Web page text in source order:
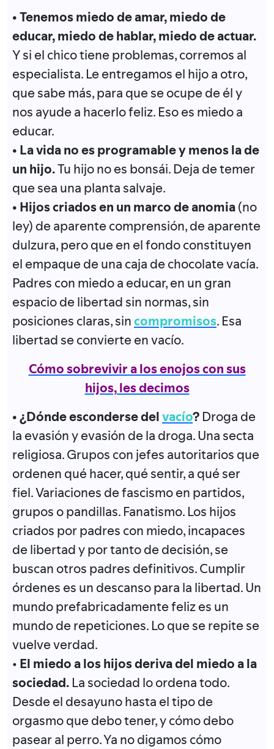
• Tenemos miedo de amar, miedo de
educar, miedo de hablar, miedo de actuar.
Y si el chico tiene problemas, corremos al
especialista. Le entregamos el hijo a otro,
que sabe más, para que se ocupe de él y
nos ayude a hacerlo feliz. Eso es miedo a
educar.
• La vida no es programable y menos la de
un hijo.Tu hijo no es bonsái. Deja de temer
que sea una planta salvaje.
• Hijos criados en un marco de anomia(no
ley) de aparente comprensión, de aparente
dulzura, pero que en el fondo constituyen
el empaque de una caja de chocolate vacía.
Padres con miedo a educar, en un gran
espacio de libertad sin normas, sin
posiciones claras, sincompromisos. Esa
libertad se convierte en vacío.
Cómo sobrevivir a los enojos con sus
hijos, les decimos
• ¿Dónde esconderse delvacío? Droga de
la evasión y evasión de la droga. Una secta
religiosa. Grupos con jefes autoritarios que
ordenen qué hacer, qué sentir, a qué ser
fiel. Variaciones de fascismo en partidos,
grupos o pandillas. Fanatismo. Los hijos
criados por padres con miedo, incapaces
de libertad y por tanto de decisión, se
buscan otros padres definitivos. Cumplir
órdenes es un descanso para la libertad. Un
mundo prefabricadamente feliz es un
mundo de repeticiones. Lo que se repite se
vuelve verdad.
• El miedo a los hijos deriva del miedo a la
sociedad. La sociedad lo ordena todo.
Desde el desayuno hasta el tipo de
orgasmo que debo tener, y cómo debo
pasear al perro. Ya no digamos cómo